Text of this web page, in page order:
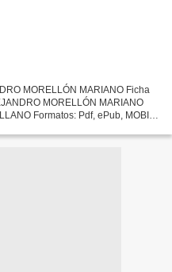
MORELLÓN MARIANO Ficha
MORELLÓN MARIANO
Formatos: Pdf, ePub, MOBI,